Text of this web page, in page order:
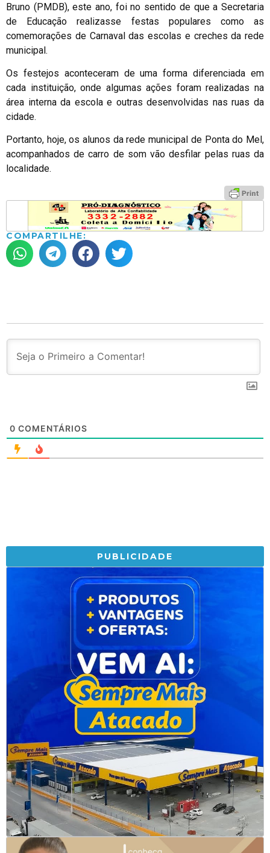
Bruno (PMDB), este ano, foi no sentido de que a Secretaria
de Educação realizasse festas populares como as
comemorações de Carnaval das escolas e creches da rede
municipal.
Os festejos aconteceram de uma forma diferenciada em
cada instituição, onde algumas ações foram realizadas na
área interna da escola e outras desenvolvidas nas ruas da
cidade.
Portanto, hoje, os alunos da rede municipal de Ponta do Mel,
acompanhados de carro de som vão desfilar pelas ruas da
localidade.
COMPARTILHE:
0 COMENTÁRIOS
PUBLICIDADE